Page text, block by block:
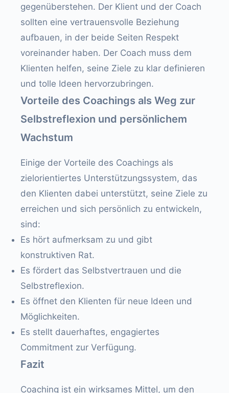
gegenüberstehen. Der Klient und der Coach
sollten eine vertrauensvolle Beziehung
aufbauen, in der beide Seiten Respekt
voreinander haben. Der Coach muss dem
Klienten helfen, seine Ziele zu klar definieren
und tolle Ideen hervorzubringen.
Vorteile des Coachings als Weg zur
Selbstreflexion und persönlichem
Wachstum
Einige der Vorteile des Coachings als
zielorientiertes Unterstützungssystem, das
den Klienten dabei unterstützt, seine Ziele zu
erreichen und sich persönlich zu entwickeln,
sind:
Es hört aufmerksam zu und gibt
konstruktiven Rat.
Es fördert das Selbstvertrauen und die
Selbstreflexion.
Es öffnet den Klienten für neue Ideen und
Möglichkeiten.
Es stellt dauerhaftes, engagiertes
Commitment zur Verfügung.
Fazit
Coaching ist ein wirksames Mittel, um den